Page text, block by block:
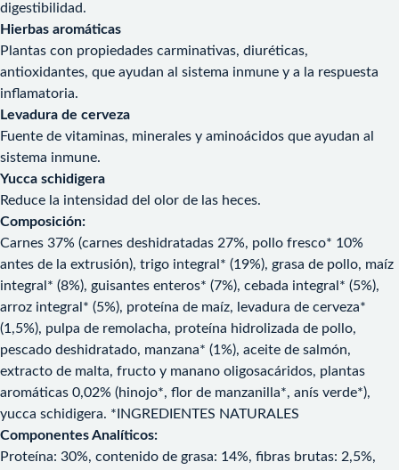
digestibilidad.
Hierbas aromáticas
Plantas con propiedades carminativas, diuréticas,
antioxidantes, que ayudan al sistema inmune y a la respuesta
inflamatoria.
Levadura de cerveza
Fuente de vitaminas, minerales y aminoácidos que ayudan al
sistema inmune.
Yucca schidigera
Reduce la intensidad del olor de las heces.
Composición:
Carnes 37% (carnes deshidratadas 27%, pollo fresco* 10%
antes de la extrusión), trigo integral* (19%), grasa de pollo, maíz
integral* (8%), guisantes enteros* (7%), cebada integral* (5%),
arroz integral* (5%), proteína de maíz, levadura de cerveza*
(1,5%), pulpa de remolacha, proteína hidrolizada de pollo,
pescado deshidratado, manzana* (1%), aceite de salmón,
extracto de malta, fructo y manano oligosacáridos, plantas
aromáticas 0,02% (hinojo*, flor de manzanilla*, anís verde*),
yucca schidigera. *INGREDIENTES NATURALES
Componentes Analíticos:
Proteína: 30%, contenido de grasa: 14%, fibras brutas: 2,5%,